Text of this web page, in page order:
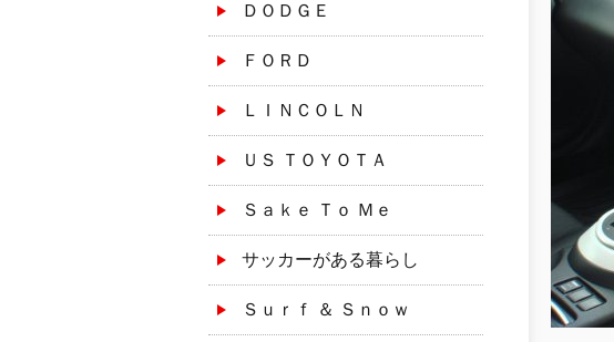
ＤＯＤＧＥ
ＦＯＲＤ
ＬＩＮＣＯＬＮ
ＵＳ ＴＯＹＯＴＡ
Ｓａｋｅ Ｔｏ Ｍｅ
サッカーがある暮らし
Ｓｕｒｆ ＆ Ｓｎｏｗ